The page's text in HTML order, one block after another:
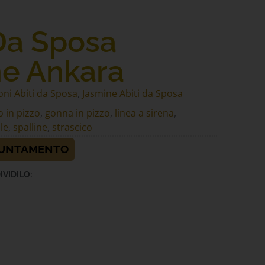
Sposa
Ankara
Abiti da Sposa Jasmine Abiti da Sposa
in pizzo gonna in pizzo linea a sirena
spalline strascico